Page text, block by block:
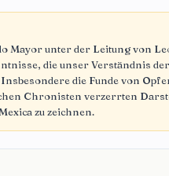
Mayor unter der Leitung von
die unser Verständnis
die Funde von
Chronisten verzerrten
zu zeichnen.